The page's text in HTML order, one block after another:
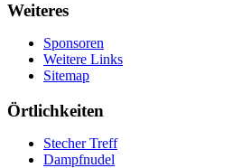
Weiteres
Sponsoren
Weitere Links
Sitemap
Örtlichkeiten
Stecher Treff
Dampfnudel